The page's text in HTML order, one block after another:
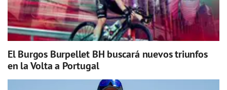
El Burgos Burpellet BH buscará nuevos triunfos
en la Volta a Portugal